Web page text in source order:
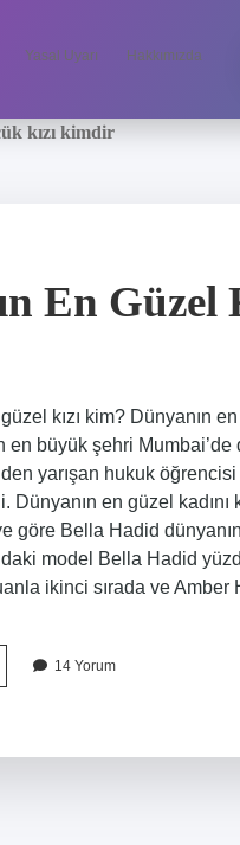
Yasal Uyarı Hakkımızda
kızı kimdir
En Güzel
kızı kim? Dünyanın
en büyük şehri
yarışan hukuk öğrencisi
Dünyanın en güzel
göre Bella Hadid
model Bella Hadid
ikinci sırada ve Amber
14 Yorum